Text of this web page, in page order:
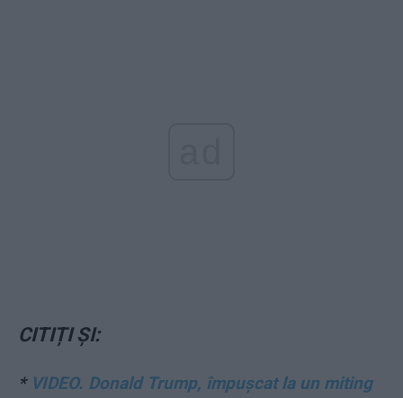
CITIȚI ȘI:
* VIDEO. Donald Trump, împușcat la un miting